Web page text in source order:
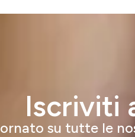
Iscriviti
su tutte le